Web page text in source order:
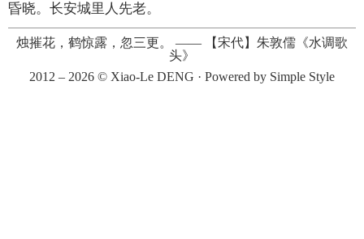
昏晓。长安城里人先老。
烛摧花，鹤惊露，忽三更。 ——
【宋代】朱敦儒《水调歌
头》
2012 – 2026 © Xiao-Le DENG · Powered by Simple Style